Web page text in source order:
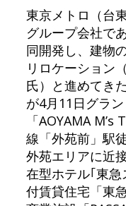
東京メトロ（台
グループ会社で
同開発し、建物
リロケーション
氏）と進めてき
が4月11日グラン
「AOYAMA
線「外苑前」駅
外苑エリアに近
在型ホテル｢東
付賃貸住宅「東